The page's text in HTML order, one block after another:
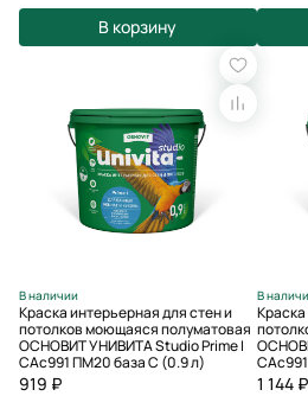
В корзину
В наличии
Краска интерьерная для стен и
потолков моющаяся полуматовая
ОСНОВИТ УНИВИТА Studio Prime I
САс991 ПМ20 база С (0.9 л)
919 ₽
В
1 144 ₽